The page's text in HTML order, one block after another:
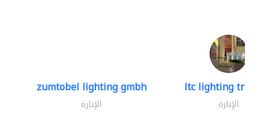
zumtobel lighting gmbh
الإنارة
ltc lighting
الإنارة